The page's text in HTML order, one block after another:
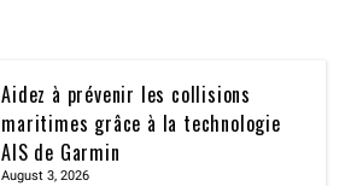
Aidez à prévenir les collisions
maritimes grâce à la technologie
AIS de Garmin
August 3, 2026